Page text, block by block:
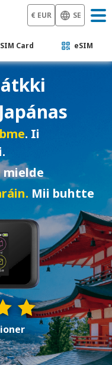
€ EUR SE
Card eSIM
Japánas
. Ii
mielde
Mii buhtte